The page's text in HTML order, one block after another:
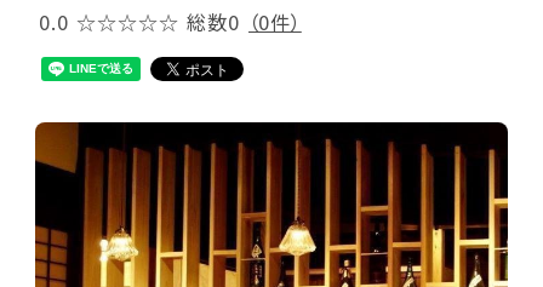
0.0 ☆☆☆☆☆ 総数0 （0件）